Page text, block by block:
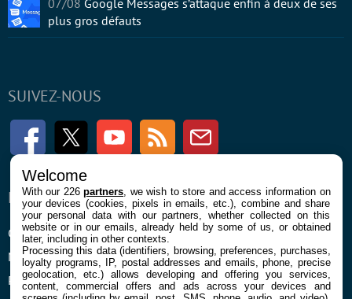
SUIVEZ-NOUS
FacebookTwitter Youtube RSS Newsletter
ENTREPRISE
Confidentialité et Cookies
Mentions légales et CGU
Préférences Cookies
À PROPOS
Contact
plus gros défauts
Welcome
With our 226partners , we wish to store and access information on
your devices (cookies, pixels in emails, etc.), combine and share
your personal data with our partners, whether collected on this
website or in our emails, already held by some of us, or obtained
later, including in other contexts.
Processing this data (identifiers, browsing, preferences, purchases,
loyalty programs, IP, postal addresses and emails, phone, precise
geolocation, etc.) allows developing and offering you services,
content, commercial offers and ads across your devices and